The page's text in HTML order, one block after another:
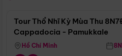
Tour Thổ Nhĩ Kỳ Mùa Thu
Cappadocia - Pamukkale
Hồ Chí Minh